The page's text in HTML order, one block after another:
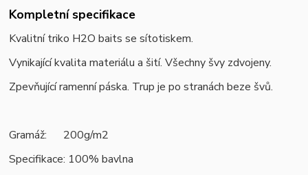
Kompletní specifikace
Kvalitní triko H2O baits se sítotiskem.
Vynikající kvalita materiálu a šití. Všechny švy zdvojeny.
Zpevňující ramenní páska. Trup je po stranách beze švů.
Gramáž: 200g/m2
Specifikace: 100% bavlna